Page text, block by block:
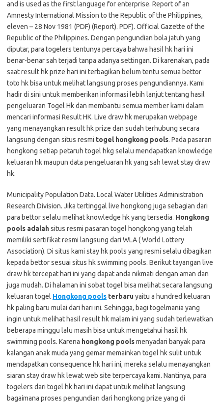
and is used as the first language for enterprise. Report of an
Amnesty International Mission to the Republic of the Philippines,
eleven – 28 Nov 1981 (PDF) (Report). PDF). Official Gazette of the
Republic of the Philippines. Dengan pengundian bola jatuh yang
diputar, para togelers tentunya percaya bahwa hasil hk hari ini
benar-benar sah terjadi tanpa adanya settingan. Di karenakan, pada
saat result hk prize hari ini terbagikan belum tentu semua bettor
toto hk bisa untuk melihat langsung proses pengundiannya. Kami
hadir di sini untuk memberikan informasi lebih lanjut tentang hasil
pengeluaran Togel Hk dan membantu semua member kami dalam
mencari informasi Result HK. Live draw hk merupakan webpage
yang menayangkan result hk prize dan sudah terhubung secara
langsung dengan situs resmi togel hongkong pools. Pada pasaran
hongkong setiap petaruh togel hkg selalu mendapatkan knowledge
keluaran hk maupun data pengeluaran hk yang sah lewat stay draw
hk.
Municipality Population Data. Local Water Utilities Administration
Research Division. Jika tertinggal live hongkong juga sebagian dari
para bettor selalu melihat knowledge hk yang tersedia. Hongkong
pools adalahsitus resmi pasaran togel hongkong yang telah
memiliki sertifikat resmi langsung dari WLA ( World Lottery
Association). Di situs kami stay hk pools yang resmi selalu dibagikan
kepada bettor sesuai situs hk swimming pools. Berikut tayangan live
draw hk tercepat hari ini yang dapat anda nikmati dengan aman dan
juga mudah. Di halaman ini sobat togel bisa melihat secara langsung
keluaran togel Hongkong pools terbaruyaitu a hundred keluaran
hk paling baru mulai dari hari ini. Sehingga, bagi togelmania yang
ingin untuk melihat hasil result hk malam ini yang sudah terlewatkan
beberapa minggu lalu masih bisa untuk mengetahui hasil hk
swimming pools. Karena hongkong poolsmenyadari banyak para
kalangan anak muda yang gemar memainkan togel hk sulit untuk
mendapatkan consequence hk hari ini, mereka selalu menayangkan
siaran stay draw hk lewat web site terpercaya kami. Nantinya, para
togelers dari togel hk hari ini dapat untuk melihat langsung
bagaimana proses pengundian dari hongkong prize yang di